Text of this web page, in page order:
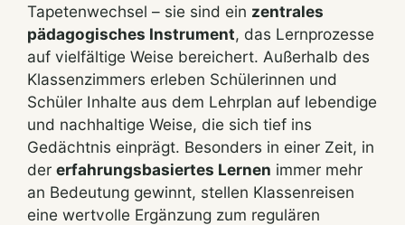
Tapetenwechsel – sie sind ein zentrales
pädagogisches Instrument, das Lernprozesse
auf vielfältige Weise bereichert. Außerhalb des
Klassenzimmers erleben Schülerinnen und
Schüler Inhalte aus dem Lehrplan auf lebendige
und nachhaltige Weise, die sich tief ins
Gedächtnis einprägt. Besonders in einer Zeit, in
der erfahrungsbasiertes Lernen immer mehr
an Bedeutung gewinnt, stellen Klassenreisen
eine wertvolle Ergänzung zum regulären